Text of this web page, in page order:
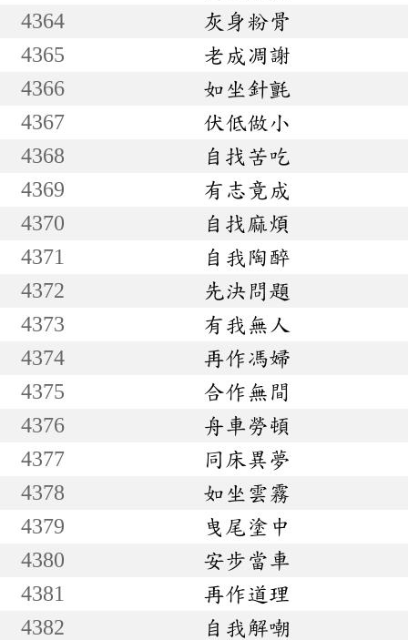
4364
灰身粉骨
4365
老成凋謝
4366
如坐針氈
4367
伏低做小
4368
自找苦吃
4369
有志竟成
4370
自找麻煩
4371
自我陶醉
4372
先決問題
4373
有我無人
4374
再作馮婦
4375
合作無間
4376
舟車勞頓
4377
同床異夢
4378
如坐雲霧
4379
曳尾塗中
4380
安步當車
4381
再作道理
4382
自我解嘲